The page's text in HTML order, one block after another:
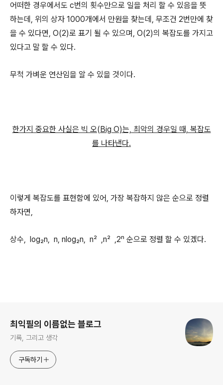
어떠한 경우에서도 c번의 횟수만으로 일을 처리 할 수 있음을 뜻
하는데, 위의 상자 1000개에서 만원을 찾는데, 무조건 2번만에 찾
을 수 있다면, O(2)로 표기 될 수 있으며, O(2)의 복잡도를 가지고
있다고 말 할 수 있다.
무척 가벼운 연산임을 알 수 있을 것이다.
한가지 중요한 사실은 빅 오(Big O)는, 최악의 경우일 때, 복잡도
를 나타낸다.
이렇게 복잡도를 표현함에 있어, 가장 복잡하지 않은 순으로 정렬
하자면,
상수, log₂n, n, nlog₂n, n² ,n² ,2ⁿ 순으로 정렬 할 수 있겠다.
최익필의 이름없는 블로그
기록, 그리고 생각
구독하기